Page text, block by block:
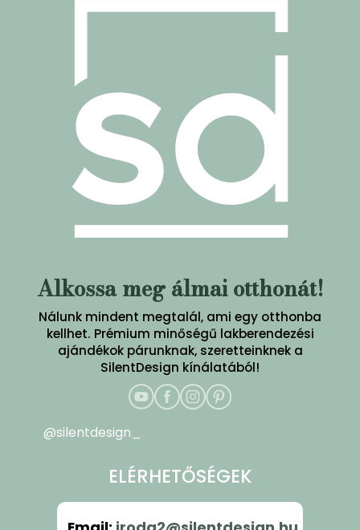
Alkossa meg álmai otthonát!
Nálunk mindent megtalál, ami egy otthonba
kellhet. Prémium minőségű lakberendezési
ajándékok párunknak, szeretteinknek a
SilentDesign kínálatából!
@silentdesign_
ELÉRHETŐSÉGEK